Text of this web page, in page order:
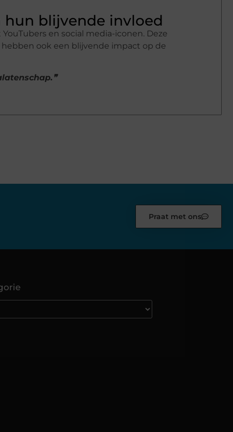
hun blijvende invloed
en social media-iconen. Deze
ook een blijvende impact op de
Praat met ons